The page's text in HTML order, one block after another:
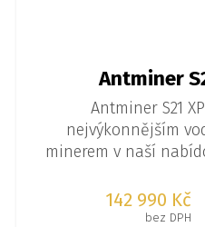
Antminer
Antminer S21
nejvýkonnějším
minerem v naší
142 990 Kč
bez DPH